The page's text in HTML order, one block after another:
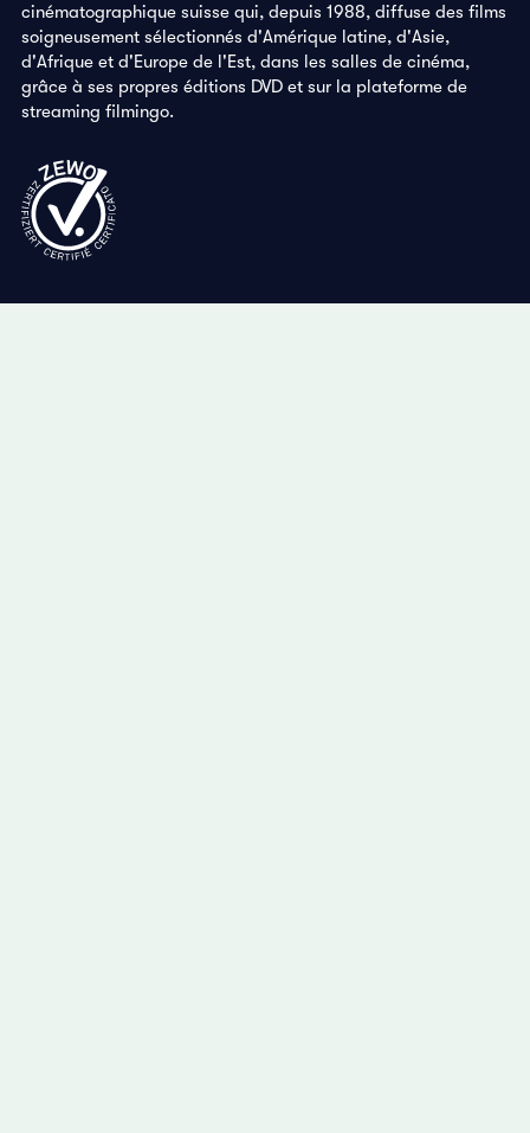
cinématographique suisse qui, depuis 1988, diffuse des films
soigneusement sélectionnés d'Amérique latine, d'Asie,
d'Afrique et d'Europe de l'Est, dans les salles de cinéma,
grâce à ses propres éditions DVD et sur la plateforme de
streaming filmingo.